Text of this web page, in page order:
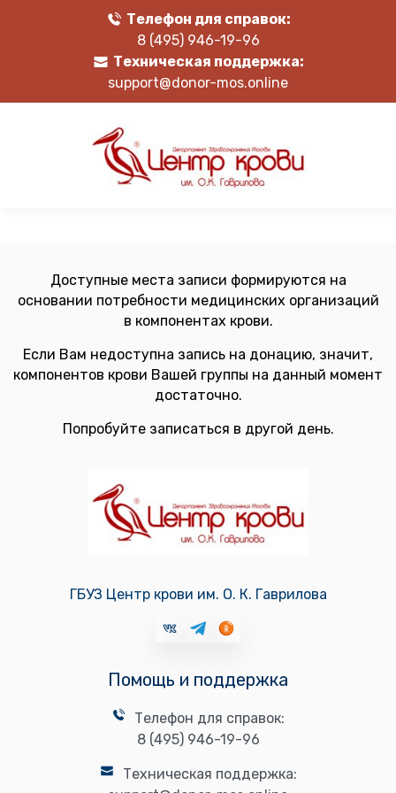
Телефон для справок:
8 (495) 946-19-96
Техническая поддержка:
support@donor-mos.online
Доступные места записи формируются на
основании потребности медицинских организаций
в компонентах крови.
Если Вам недоступна запись на донацию, значит,
компонентов крови Вашей группы на данный момент
достаточно.
Попробуйте записаться в другой день.
ГБУЗ Центр крови им. О. К. Гаврилова
Помощь и поддержка
Телефон для справок:
8 (495) 946-19-96
Техническая поддержка: